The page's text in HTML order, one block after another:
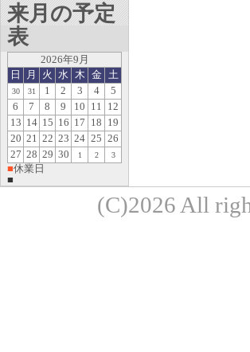
来月の予定
表
2026年9月
日
月 火 水 木 金 土
30 31 1 2 3 4
5
6
7 8 9 10 11
12
13 14 15 16 17 18 19
20 21 22 23 24 25 26
27 28 29 30 1 2 3
■休業日
■
(C)2026 All